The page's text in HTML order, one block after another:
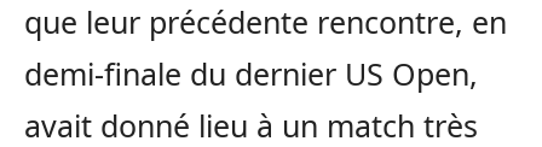
que leur précédente rencontre, en
demi-finale du dernier US Open,
avait donné lieu à un match très